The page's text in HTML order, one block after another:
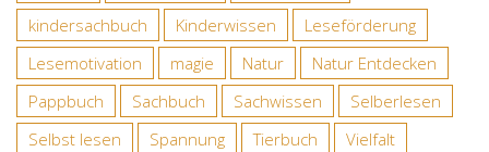
kindersachbuch
Kinderwissen
Leseförderung
Lesemotivation
magie Natur
Natur Entdecken
Pappbuch
Sachbuch Sachwissen
Selberlesen
Selbst lesen
Spannung Tierbuch
Vielfalt